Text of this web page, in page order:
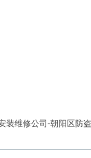
装维修公司-朝阳区防